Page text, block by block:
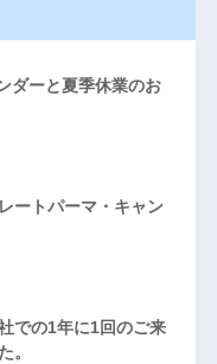
ダーと夏季休業のお
ートパーマ・キャン
での1年に1回のご来
。